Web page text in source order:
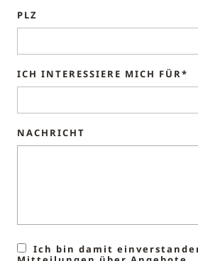
PLZ
ICH INTERESSIERE MICH FÜR*
NACHRICHT
Ich bin damit